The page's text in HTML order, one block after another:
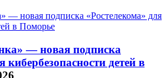
— новая подписка
кибербезопасности детей в